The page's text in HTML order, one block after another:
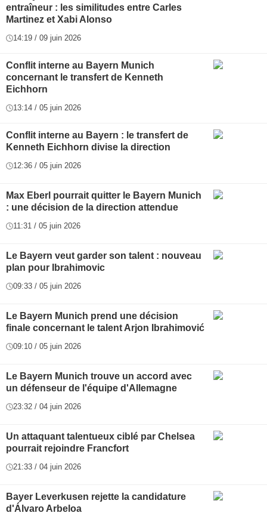
entraîneur : les similitudes entre Carles
Martinez et Xabi Alonso
14:19 / 09 juin 2026
Conflit interne au Bayern Munich
concernant le transfert de Kenneth
Eichhorn
13:14 / 05 juin 2026
Conflit interne au Bayern : le transfert de
Kenneth Eichhorn divise la direction
12:36 / 05 juin 2026
Max Eberl pourrait quitter le Bayern Munich
: une décision de la direction attendue
11:31 / 05 juin 2026
Le Bayern veut garder son talent : nouveau
plan pour Ibrahimovic
09:33 / 05 juin 2026
Le Bayern Munich prend une décision
finale concernant le talent Arjon Ibrahimović
09:10 / 05 juin 2026
Le Bayern Munich trouve un accord avec
un défenseur de l'équipe d'Allemagne
23:32 / 04 juin 2026
Un attaquant talentueux ciblé par Chelsea
pourrait rejoindre Francfort
21:33 / 04 juin 2026
Bayer Leverkusen rejette la candidature
d'Álvaro Arbeloa